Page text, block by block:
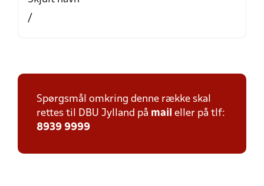
/
Spørgsmål omkring denne række skal
rettes til DBU Jylland på mail eller på tlf:
8939 9999